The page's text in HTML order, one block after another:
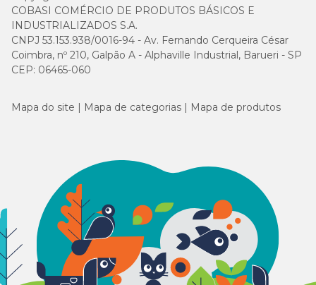
COBASI COMÉRCIO DE PRODUTOS BÁSICOS E
INDUSTRIALIZADOS S.A.
CNPJ 53.153.938/0016-94 - Av. Fernando Cerqueira César
Coimbra, nº 210, Galpão A - Alphaville Industrial, Barueri - SP
CEP: 06465-060
Mapa do site Mapa de categorias Mapa de produtos